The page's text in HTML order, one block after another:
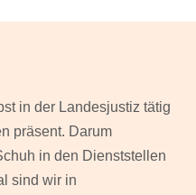
in der Landesjustiz tätig
präsent. Darum
in den Dienststellen
sind wir in